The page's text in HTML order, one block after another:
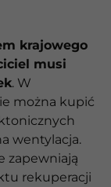
krajowego
musi
. W
można kupić
wentylacja.
zapewniają
rekuperacji